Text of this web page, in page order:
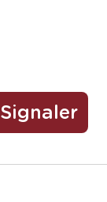
Signaler